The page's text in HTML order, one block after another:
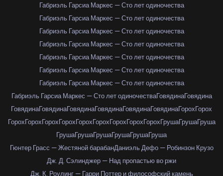
Габриэль Гарсиа Маркес — Сто лет одиночества
Габриэль Гарсиа Маркес — Сто лет одиночества
Габриэль Гарсиа Маркес — Сто лет одиночества
Габриэль Гарсиа Маркес — Сто лет одиночества
Габриэль Гарсиа Маркес — Сто лет одиночества
Габриэль Гарсиа Маркес — Сто лет одиночества
Габриэль Гарсиа Маркес — Сто лет одиночества
Габриэль Гарсиа Маркес — Сто лет одиночестваГовядинаГовядина
ГовядинаГовядинаГовядинаГовядинаГовядинаГовядинаГорохГорох
ГорохГорохГорохГорохГорохГорохГорохГорохГорохГрушаГрушаГруша
ГрушаГрушаГрушаГрушаГрушаГруша
Гюнтер Грасс — Жестяной барабанДаниэль Дефо — Робинзон Крузо
Дж. Д. Сэлинджер — Над пропастью во ржи
Дж. К. Роулинг — Гарри Поттер и философский камень